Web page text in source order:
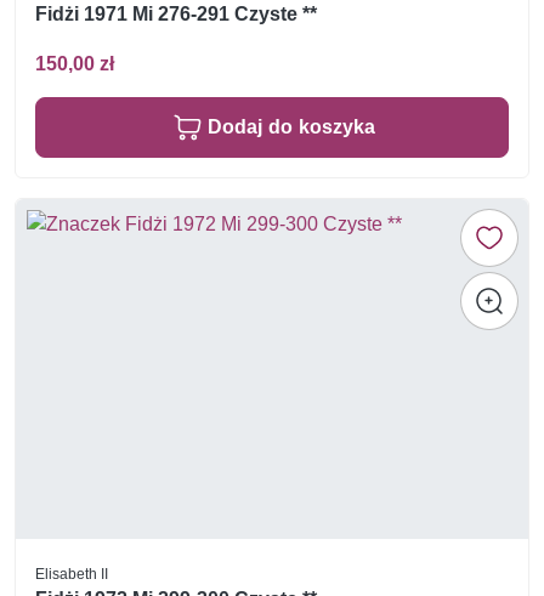
Fidżi 1971 Mi 276-291 Czyste **
150,00 zł
Dodaj do koszyka
Elisabeth II